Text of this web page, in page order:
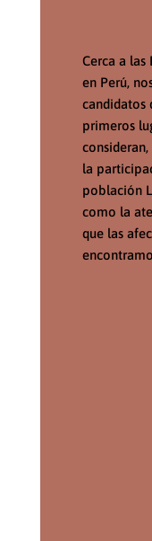
Cerca a las
en Perú, n
candidatos
primeros
la
población
como la
que las